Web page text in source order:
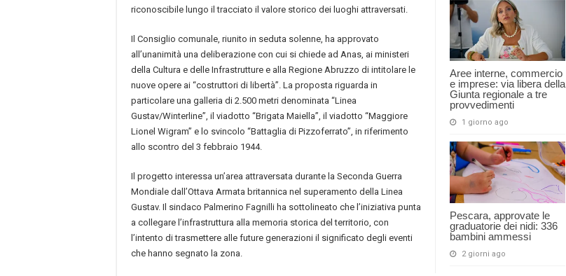
Aree interne, commercio
e imprese: via libera della
Giunta regionale a tre
provvedimenti
1 giorno ago
Pescara, approvate le
graduatorie dei nidi: 336
bambini ammessi
2 giorni ago
riconoscibile lungo il tracciato il valore storico dei luoghi attraversati.
Il Consiglio comunale, riunito in seduta solenne, ha approvato
all’unanimità una deliberazione con cui si chiede ad Anas, ai ministeri
della Cultura e delle Infrastrutture e alla Regione Abruzzo di intitolare le
nuove opere ai “costruttori di libertà”. La proposta riguarda in
particolare una galleria di 2.500 metri denominata “Linea
Gustav/Winterline”, il viadotto “Brigata Maiella”, il viadotto “Maggiore
Lionel Wigram” e lo svincolo “Battaglia di Pizzoferrato”, in riferimento
allo scontro del 3 febbraio 1944.
Il progetto interessa un’area attraversata durante la Seconda Guerra
Mondiale dall’Ottava Armata britannica nel superamento della Linea
Gustav. Il sindaco Palmerino Fagnilli ha sottolineato che l’iniziativa punta
a collegare l’infrastruttura alla memoria storica del territorio, con
l’intento di trasmettere alle future generazioni il significato degli eventi
che hanno segnato la zona.